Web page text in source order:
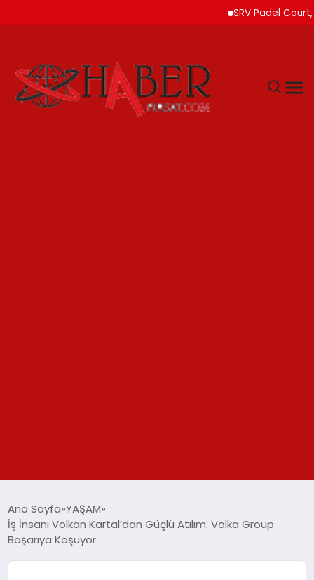
SRV Padel Court,
Ana Sayfa YAŞAM
İş İnsanı Volkan Kartal’dan Güçlü Atılım: Volka Group
Başarıya Koşuyor